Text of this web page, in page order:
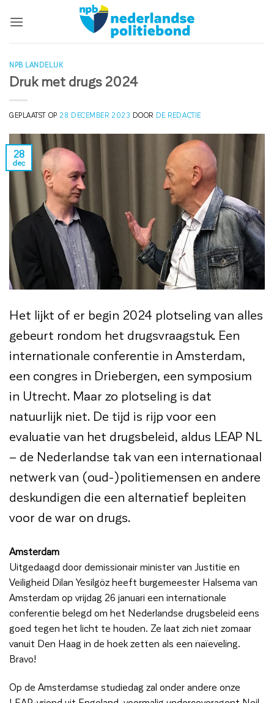
naar
NPB LANDELIJK
Druk met drugs 2024
GEPLAATST OP 28 DECEMBER 2023 DOOR DE REDACTIE
28
dec
Het lijkt of er begin 2024 plotseling van alles
gebeurt rondom het drugsvraagstuk. Een
internationale conferentie in Amsterdam,
een congres in Driebergen, een symposium
in Utrecht. Maar zo plotseling is dat
natuurlijk niet. De tijd is rijp voor een
evaluatie van het drugsbeleid, aldus LEAP NL
– de Nederlandse tak van een internationaal
netwerk van (oud-)politiemensen en andere
deskundigen die een alternatief bepleiten
voor de war on drugs.
Amsterdam
Uitgedaagd door demissionair minister van Justitie en
Veiligheid Dilan Yesilgöz heeft burgemeester Halsema van
Amsterdam op vrijdag 26 januari een internationale
conferentie belegd om het Nederlandse drugsbeleid eens
goed tegen het licht te houden. Ze laat zich niet zomaar
vanuit Den Haag in de hoek zetten als een naïeveling.
Bravo!
Op de Amsterdamse studiedag zal onder andere onze